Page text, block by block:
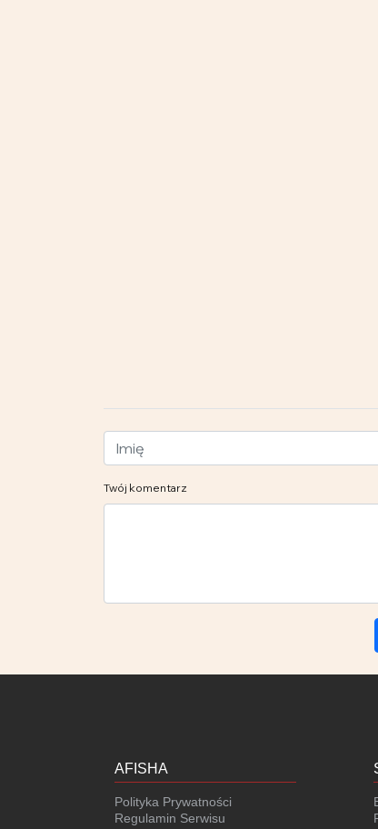
Twój komentarz
AFISHA
Polityka Prywatności
Regulamin Serwisu